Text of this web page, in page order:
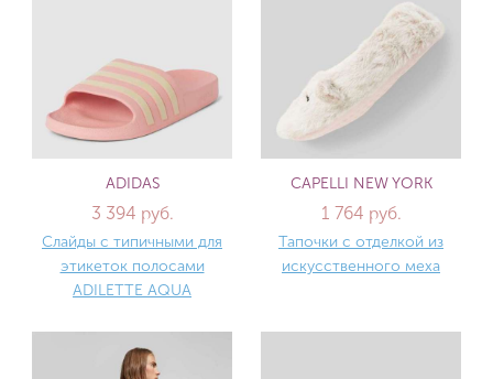
ADIDAS
3 394 руб.
Слайды с типичными для
этикеток полосами
ADILETTE AQUA
CAPELLI NEW YORK
1 764 руб.
Тапочки с отделкой из
искусственного меха